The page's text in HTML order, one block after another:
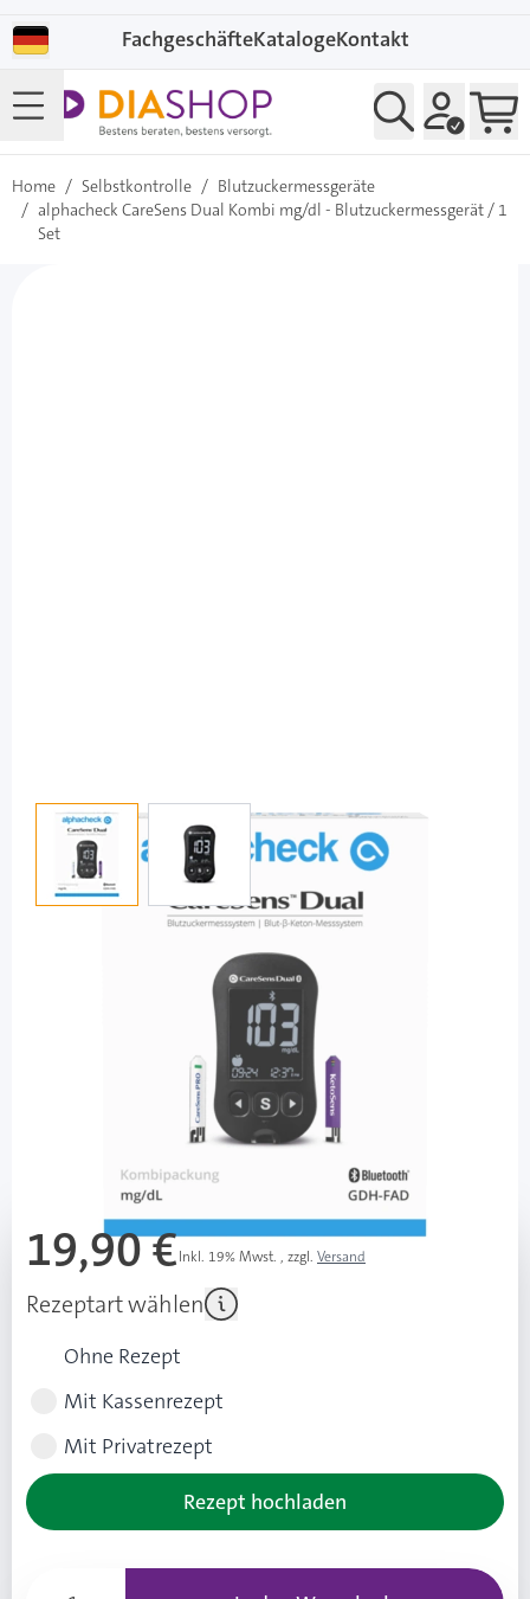
FachgeschäfteKatalogeKontakt
Home / Selbstkontrolle / Blutzuckermessgeräte
/ alphacheck CareSens Dual Kombi mg/dl - Blutzuckermessgerät / 1
Set
View larger imageView larger image
alphacheck CareSens Dual Kombi mg/dl
- Blutzuckermessgerät / 1 Set
PZN: 17306074 / Diashop.de Kat.-Nr.115556
Lieferzeit 1-3 Werktage
19,90 €Inkl. 19% Mwst. , zzgl. Versand
Rezeptart wählen
Ohne Rezept
Mit Kassenrezept
Mit Privatrezept
Rezept hochladen